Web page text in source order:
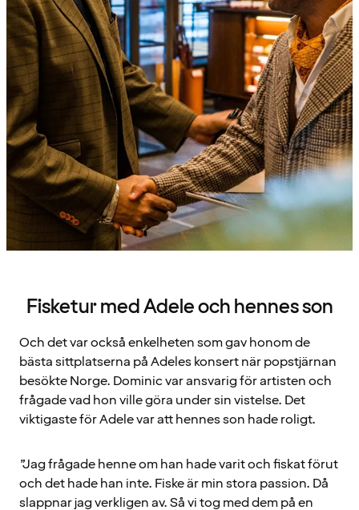
Fisketur med Adele och hennes son
Och det var också enkelheten som gav honom de
bästa sittplatserna på Adeles konsert när popstjärnan
besökte Norge. Dominic var ansvarig för artisten och
frågade vad hon ville göra under sin vistelse. Det
viktigaste för Adele var att hennes son hade roligt.
”Jag frågade henne om han hade varit och fiskat förut
och det hade han inte. Fiske är min stora passion. Då
slappnar jag verkligen av. Så vi tog med dem på en